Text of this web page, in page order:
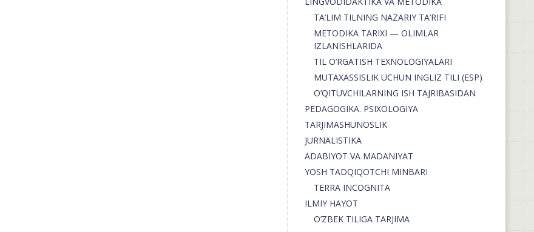
TA’LIM TILNING NAZARIY TA’RIFI
METODIKA TARIXI — OLIMLAR
IZLANISHLARIDA
TIL O’RGATISH TEXNOLOGIYALARI
MUTAXASSISLIK UCHUN INGLIZ TILI (ESP)
O’QITUVCHILARNING ISH TAJRIBASIDAN
PEDAGOGIKA. PSIXOLOGIYA
TARJIMASHUNOSLIK
JURNALISTIKA
ADABIYOT VA MADANIYAT
YOSH TADQIQOTCHI MINBARI
TERRA INCOGNITA
ILMIY HAYOT
O’ZBEK TILIGA TARJIMA